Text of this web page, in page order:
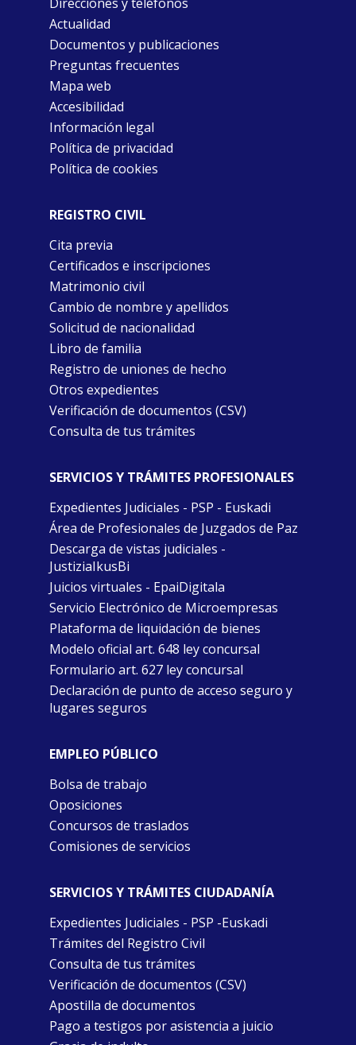
Actualidad
Documentos y publicaciones
Preguntas frecuentes
Mapa web
Accesibilidad
Información legal
Política de privacidad
Política de cookies
REGISTRO CIVIL
Cita previa
Certificados e inscripciones
Matrimonio civil
Cambio de nombre y apellidos
Solicitud de nacionalidad
Libro de familia
Registro de uniones de hecho
Otros expedientes
Verificación de documentos (CSV)
Consulta de tus trámites
SERVICIOS Y TRÁMITES PROFESIONALES
Expedientes Judiciales - PSP - Euskadi
Área de Profesionales de Juzgados de Paz
Descarga de vistas judiciales -
JustiziaIkusBi
Juicios virtuales - EpaiDigitala
Servicio Electrónico de Microempresas
Plataforma de liquidación de bienes
Modelo oficial art. 648 ley concursal
Formulario art. 627 ley concursal
Declaración de punto de acceso seguro y
lugares seguros
EMPLEO PÚBLICO
Bolsa de trabajo
Oposiciones
Concursos de traslados
Comisiones de servicios
SERVICIOS Y TRÁMITES CIUDADANÍA
Expedientes Judiciales - PSP -Euskadi
Trámites del Registro Civil
Consulta de tus trámites
Verificación de documentos (CSV)
Apostilla de documentos
Pago a testigos por asistencia a juicio